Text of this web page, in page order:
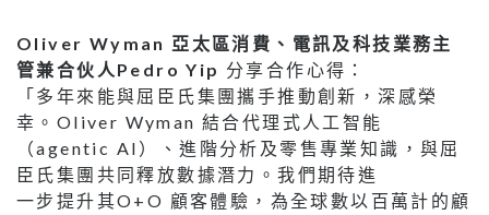
Oliver Wyman 亞太區消費、電訊及科技業務主
管兼合伙人Pedro Yip 分享合作心得：
「多年來能與屈臣氏集團攜手推動創新，深感榮
幸。Oliver Wyman 結合代理式人工智能
（agentic AI）、進階分析及零售專業知識，與屈
臣氏集團共同釋放數據潛力。我們期待進
一步提升其O+O 顧客體驗，為全球數以百萬計的顧